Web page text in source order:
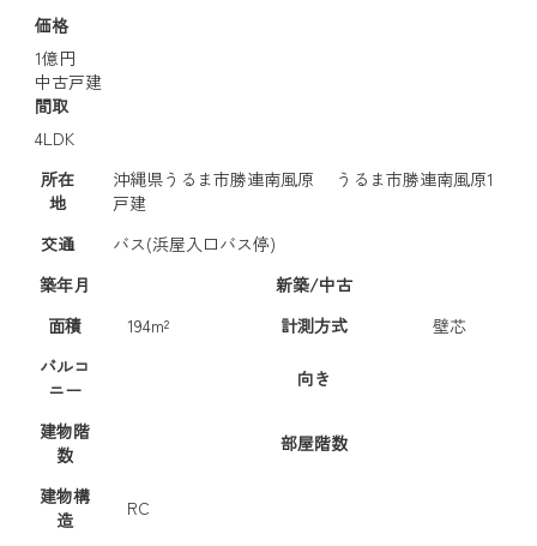
価格
1億円
中古戸建
間取
4LDK
所在
地
沖縄県うるま市勝連南風原 うるま市勝連南風原1
戸建
交通
バス(浜屋入口バス停)
築年月
新築/中古
面積
194m² 計測方式
壁芯
バルコ
ニー
向き
建物階
数
部屋階数
建物構
造
RC